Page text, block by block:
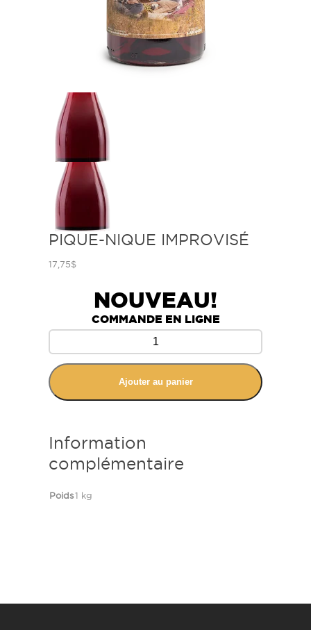
PIQUE-NIQUE IMPROVISÉ
17,75$
NOUVEAU!
COMMANDE EN LIGNE
Ajouter au panier
Information
complémentaire
Poids1 kg